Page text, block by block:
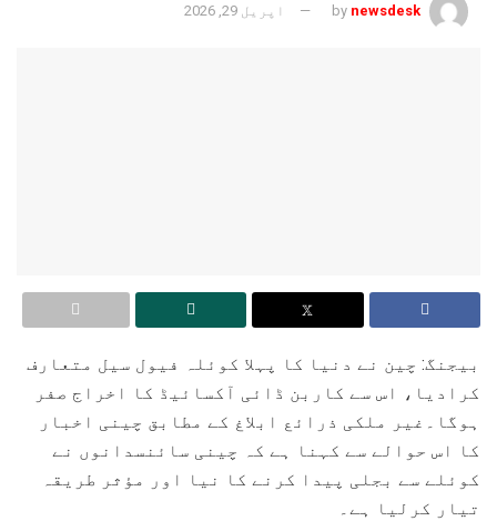
by newsdesk اپریل 29, 2026
بیجنگ: چین نے دنیا کا پہلا کوئلہ فیول سیل متعارف
کرادیا، اس سے کاربن ڈائی آکسائیڈ کا اخراج صفر
ہوگا۔غیر ملکی ذرائع ابلاغ کے مطابق چینی اخبار
کا اس حوالے سے کہنا ہے کہ چینی سائنسدانوں نے
کوئلے سے بجلی پیدا کرنے کا نیا اور مؤثر طریقہ
تیار کرلیا ہے۔